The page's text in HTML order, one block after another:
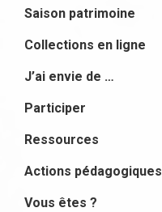
Saison patrimoine
Collections en ligne
J’ai envie de …
Participer
Ressources
Actions pédagogiques
Vous êtes ?